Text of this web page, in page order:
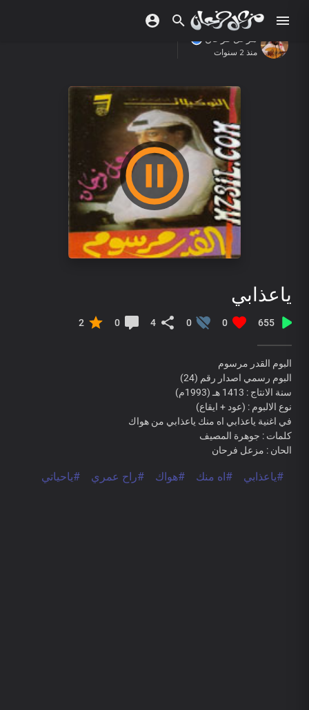
منذ 2 سنوات
ياعذابي
655
0
0
4
0
2
البوم القدر مرسوم
البوم رسمي اصدار رقم (24)
سنة الانتاج : 1413 هـ (1993م)
نوع الالبوم : (عود + ايقاع)
في اغنية ياعذابي اه منك ياعذابي من هواك
كلمات : جوهرة المصيف
الحان : مزعل فرحان
#ياعذابي #اه منك #هواك #راح عمري #ياحياتي